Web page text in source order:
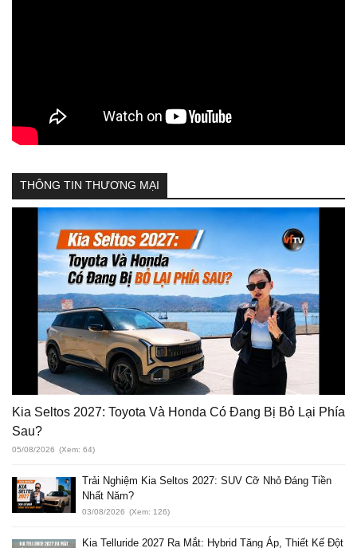
THÔNG TIN THƯƠNG MẠI
Kia Seltos 2027: Toyota Và Honda Có Đang Bị Bỏ Lại Phía
Sau?
05/08/2026 (Xem: 64)
Trải Nghiệm Kia Seltos 2027: SUV Cỡ Nhỏ Đáng Tiền
Nhất Năm?
03/08/2026 (Xem: 126)
Kia Telluride 2027 Ra Mắt: Hybrid Tăng Áp, Thiết Kế Đột